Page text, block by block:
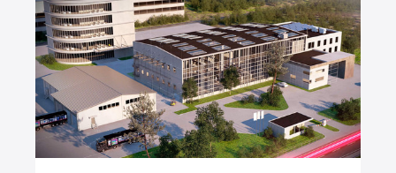
Meksiko
Nemačka
Norveška